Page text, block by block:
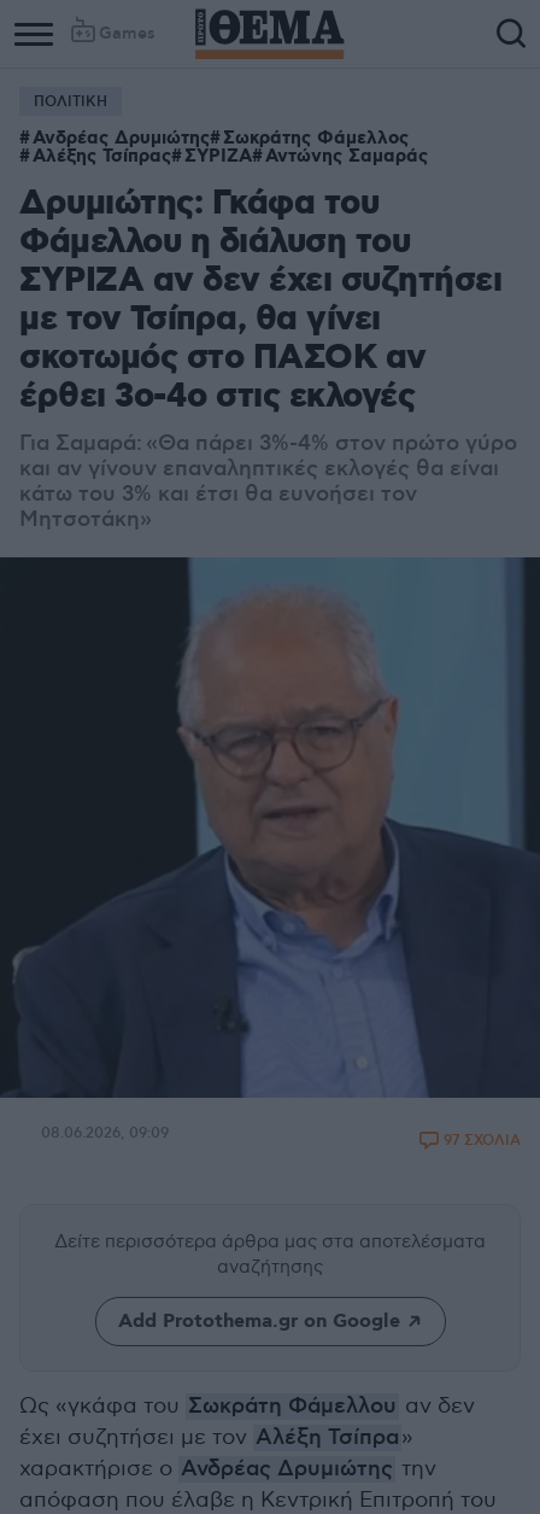
Games
ΠΟΛΙΤΙΚΗ
Ανδρέας Δρυμιώτης Σωκράτης Φάμελλος
Αλέξης Τσίπρας ΣΥΡΙΖΑ Αντώνης Σαμαράς
Δρυμιώτης: Γκάφα του
Φάμελλου η διάλυση του
ΣΥΡΙΖΑ αν δεν έχει συζητήσει
με τον Τσίπρα, θα γίνει
σκοτωμός στο ΠΑΣΟΚ αν
έρθει 3ο-4ο στις εκλογές
Για Σαμαρά: «Θα πάρει 3%-4% στον πρώτο γύρο
και αν γίνουν επαναληπτικές εκλογές θα είναι
κάτω του 3% και έτσι θα ευνοήσει τον
Μητσοτάκη»
08.06.2026, 09:09 97 ΣΧΟΛΙΑ
Δείτε περισσότερα άρθρα μας στα αποτελέσματα
αναζήτησης
Add Protothema.gr on Google
Ως «γκάφα του Σωκράτη Φάμελλου αν δεν
έχει συζητήσει με τον Αλέξη Τσίπρα»
χαρακτήρισε ο Ανδρέας Δρυμιώτης την
απόφαση που έλαβε η Κεντρική Επιτροπή του